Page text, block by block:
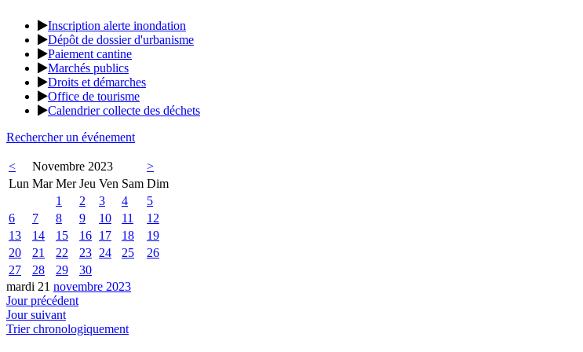
Inscription alerte inondation
Dépôt de dossier d'urbanisme
Paiement cantine
Marchés publics
Droits et démarches
Office de tourisme
Calendrier collecte des déchets
Rechercher un événement
< Novembre 2023
>
Lun Mar Mer Jeu Ven Sam Dim
1
2 3 4
5
6
7 8 9 10 11
12
13
14 15 16 17 18
19
20
21 22 23 24 25
26
27
28 29
30
mardi 21 novembre 2023
Jour précédent
Jour suivant
Trier chronologiquement